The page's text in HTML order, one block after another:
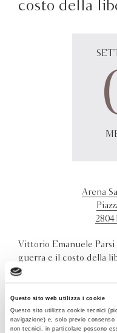
Questo sito web utilizza i cookie
Questo sito utilizza cookie tecnici
navigazione) e, solo previo
non tecnici, in particolare possono
costo della
Arena
Vittorio Emanuele
guerra e il costo della